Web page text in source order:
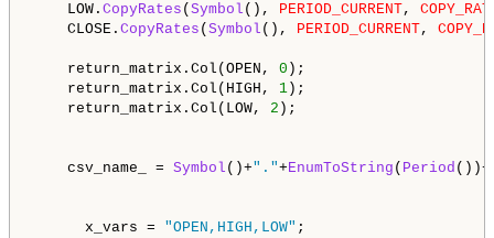
LOW. CopyRates ( Symbol (), PERIOD_CURRENT,
CLOSE. CopyRates ( Symbol (), PERIOD_CURRENT,
return_matrix.Col(OPEN, 0 );
return_matrix.Col(HIGH, 1 );
return_matrix.Col(LOW, 2 );
csv_name_ = Symbol ()+"."+EnumToString ( Period ())+
x_vars = "OPEN,HIGH,LOW" ;